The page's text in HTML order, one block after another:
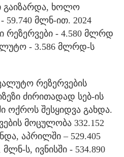
გაიზარდა, ხოლო
59.740 მლნ-ით. 2024
რეზერვები - 4.580 მლრდ
- 3.586 მლრდ-ს
რეზერვების
ძირითადად სებ-ის
ოქროს შესყიდვა გახდა.
მოცულობა 332.152
აპრილში – 529.405
ს, ივნისში - 534.890